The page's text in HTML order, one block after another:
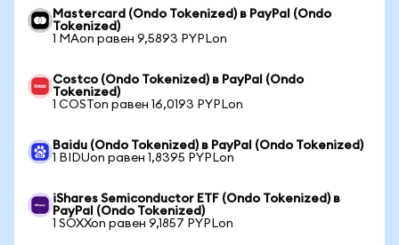
Mastercard (Ondo Tokenized) в PayPal (Ondo
Tokenized)
1 MAon равен 9,5893 PYPLon
Costco (Ondo Tokenized) в PayPal (Ondo
Tokenized)
1 COSTon равен 16,0193 PYPLon
Baidu (Ondo Tokenized) в PayPal (Ondo Tokenized)
1 BIDUon равен 1,8395 PYPLon
iShares Semiconductor ETF (Ondo Tokenized) в
PayPal (Ondo Tokenized)
1 SOXXon равен 9,1857 PYPLon